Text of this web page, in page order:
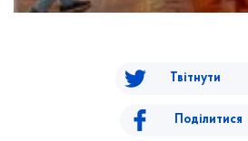
Твітнути
Поділитися